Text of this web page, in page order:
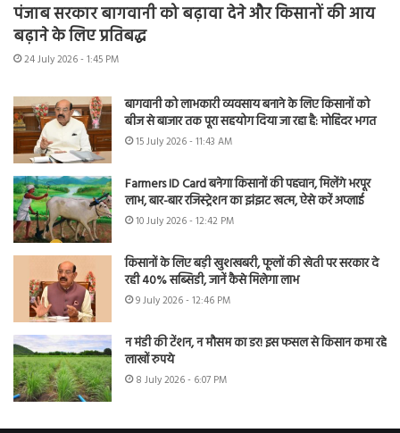
पंजाब सरकार बागवानी को बढ़ावा देने और किसानों की आय
बढ़ाने के लिए प्रतिबद्ध
24 July 2026 - 1:45 PM
बागवानी को लाभकारी व्यवसाय बनाने के लिए किसानों को
बीज से बाजार तक पूरा सहयोग दिया जा रहा है: मोहिंदर भगत
15 July 2026 - 11:43 AM
Farmers ID Card बनेगा किसानों की पहचान, मिलेंगे भरपूर
लाभ, बार-बार रजिस्ट्रेशन का झंझट खत्म, ऐसे करें अप्लाई
10 July 2026 - 12:42 PM
किसानों के लिए बड़ी खुशखबरी, फूलों की खेती पर सरकार दे
रही 40% सब्सिडी, जानें कैसे मिलेगा लाभ
9 July 2026 - 12:46 PM
न मंडी की टेंशन, न मौसम का डर! इस फसल से किसान कमा रहे
लाखों रुपये
8 July 2026 - 6:07 PM